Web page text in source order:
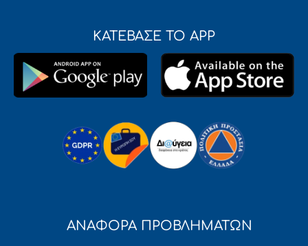
ΚΑΤΕΒΑΣΕ ΤΟ APP
ΑΝΑΦΟΡΑ ΠΡΟΒΛΗΜΑΤΩΝ